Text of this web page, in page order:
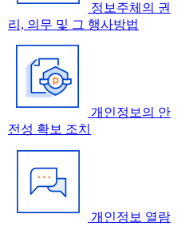
정보주체의 권
리, 의무 및 그 행사방법
개인정보의 안
전성 확보 조치
개인정보 열람